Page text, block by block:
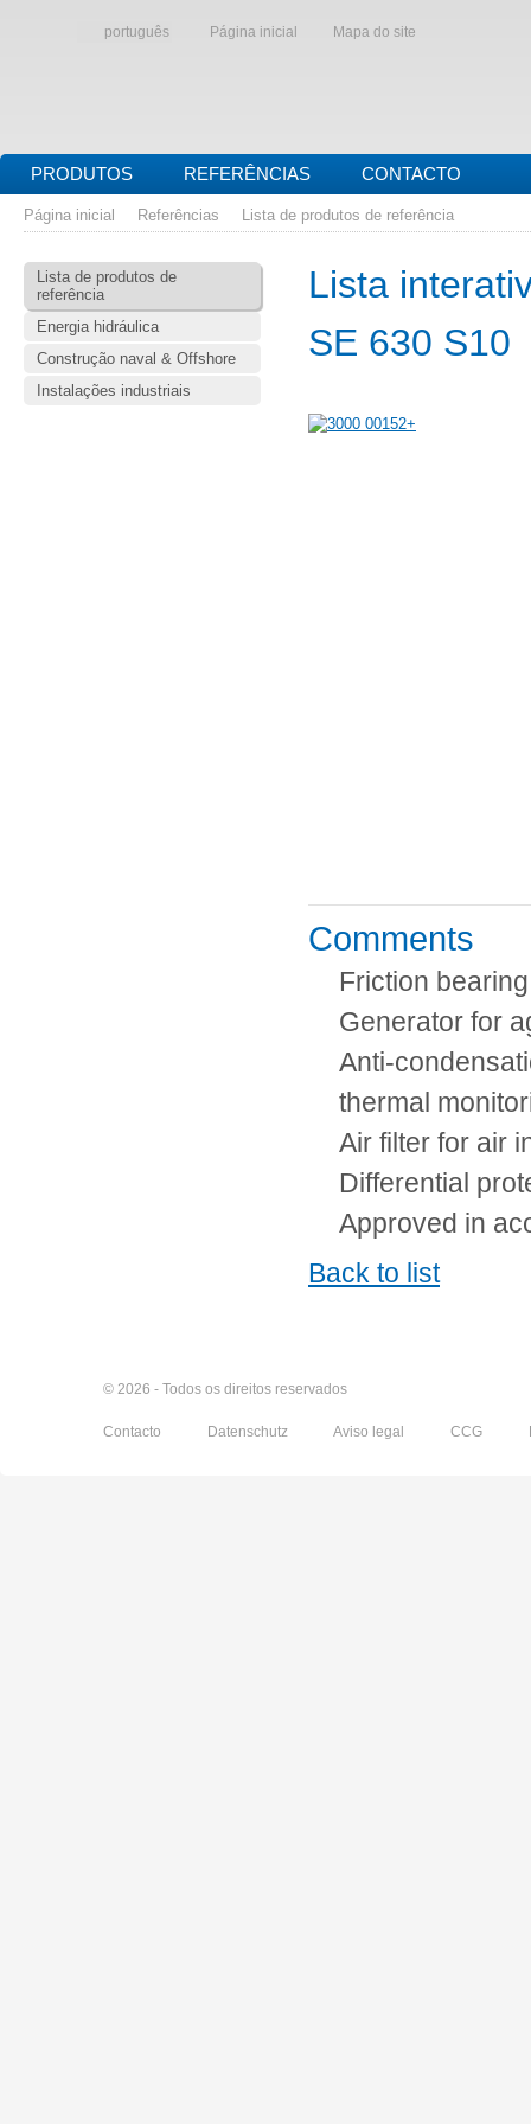
português Página inicial Mapa do site
PRODUTOS REFERÊNCIAS CONTACTO
Página inicial Referências Lista de produtos de referência
Lista de produtos de
referência
Energia hidráulica
Construção naval & Offshore
Instalações industriais
Lista
SE 630 S10
Comments
Friction
Generator for
Anti-
thermal
Air filter for air
Differential
Approved in
Back to list
© 2026 - Todos os direitos reservados
Contacto Datenschutz Aviso legal CCG